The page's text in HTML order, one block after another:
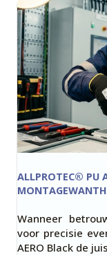
ALLPROTEC® PU
Wanneer
voor precisie
AERO Black de